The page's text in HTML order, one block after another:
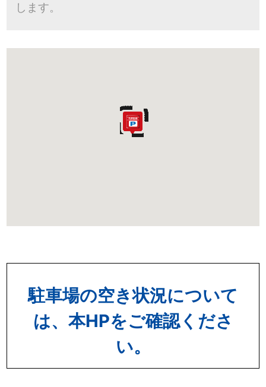
します。
駐車場の空き状況について
は、本HPをご確認くださ
い。